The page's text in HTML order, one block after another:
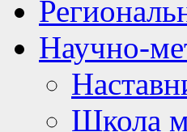
Научно-
Школа